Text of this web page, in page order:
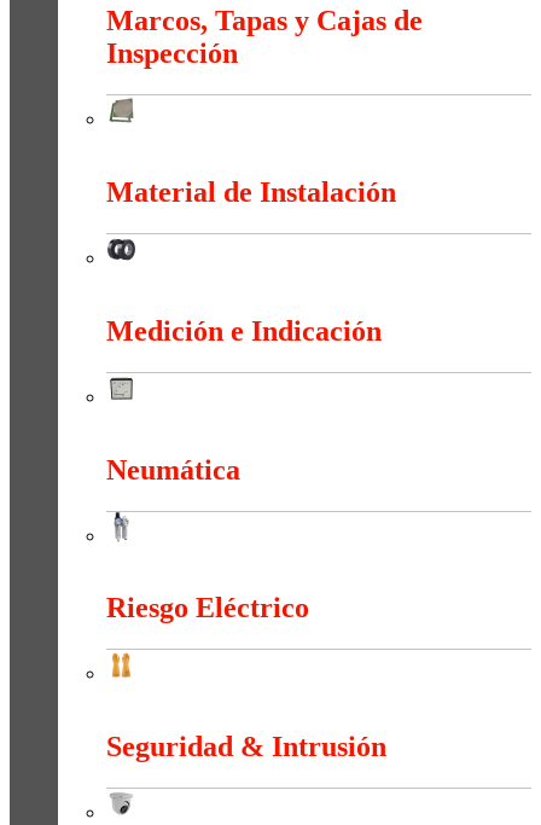
Marcos, Tapas y Cajas de
Inspección
Material de Instalación
Medición e Indicación
Neumática
Riesgo Eléctrico
Seguridad & Intrusión